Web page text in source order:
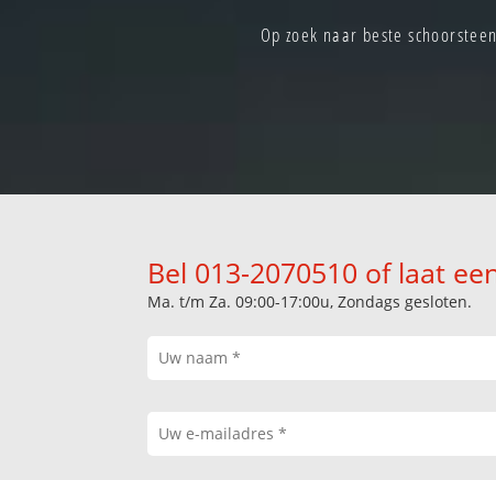
Op zoek naar beste
Bel 013-2070510 of laat
Ma. t/m Za. 09:00-17:00u, Zondags gesloten.